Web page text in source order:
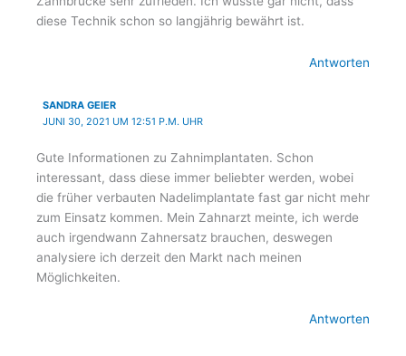
diese Technik schon so langjährig bewährt ist.
Antworten
SANDRA GEIER
JUNI 30, 2021 UM 12:51 P.M. UHR
Gute Informationen zu Zahnimplantaten. Schon
interessant, dass diese immer beliebter werden, wobei
die früher verbauten Nadelimplantate fast gar nicht mehr
zum Einsatz kommen. Mein Zahnarzt meinte, ich werde
auch irgendwann Zahnersatz brauchen, deswegen
analysiere ich derzeit den Markt nach meinen
Möglichkeiten.
Antworten